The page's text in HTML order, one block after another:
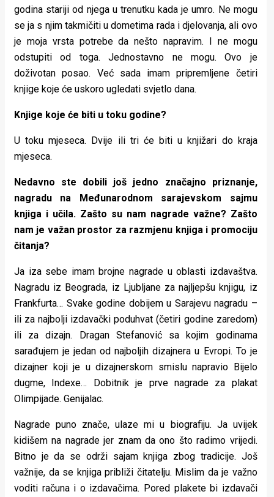
godina stariji od njega u trenutku kada je umro. Ne mogu
se ja s njim takmičiti u dometima rada i djelovanja, ali ovo
je moja vrsta potrebe da nešto napravim. I ne mogu
odstupiti od toga. Jednostavno ne mogu. Ovo je
doživotan posao. Već sada imam pripremljene četiri
knjige koje će uskoro ugledati svjetlo dana.
Knjige koje će biti u toku godine?
U toku mjeseca. Dvije ili tri će biti u knjižari do kraja
mjeseca.
Nedavno ste dobili još jedno značajno priznanje,
nagradu na Međunarodnom sarajevskom sajmu
knjiga i učila. Zašto su nam nagrade važne? Zašto
nam je važan prostor za razmjenu knjiga i promociju
čitanja?
Ja iza sebe imam brojne nagrade u oblasti izdavaštva.
Nagradu iz Beograda, iz Ljubljane za najljepšu knjigu, iz
Frankfurta… Svake godine dobijem u Sarajevu nagradu –
ili za najbolji izdavački poduhvat (četiri godine zaredom)
ili za dizajn. Dragan Stefanović sa kojim godinama
sarađujem je jedan od najboljih dizajnera u Evropi. To je
dizajner koji je u dizajnerskom smislu napravio Bijelo
dugme, Indexe… Dobitnik je prve nagrade za plakat
Olimpijade. Genijalac.
Nagrade puno znače, ulaze mi u biografiju. Ja uvijek
kidišem na nagrade jer znam da ono što radimo vrijedi.
Bitno je da se održi sajam knjiga zbog tradicije. Još
važnije, da se knjiga približi čitatelju. Mislim da je važno
voditi računa i o izdavačima. Pored plakete bi izdavači